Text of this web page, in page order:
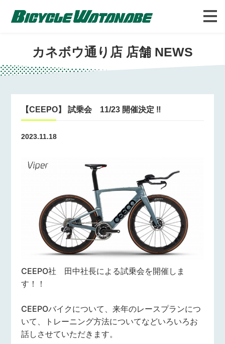
FAQ
カネボウ通り店 店舗 NEWS
【CEEPO】 試乗会 11/23 開催決定 ‼
2023.11.18
CEEPO社 田中社長による試乗会を開催しま
す！！
CEEPOバイクについて、来年のレースプランにつ
いて、トレーニング方法についてなどいろいろお
話しさせていただきます。